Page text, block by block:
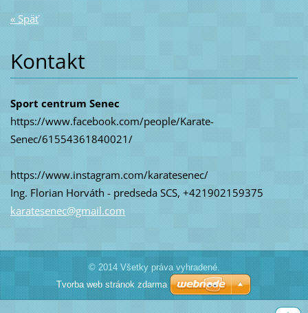
« Späť
Kontakt
Sport centrum Senec
https://www.facebook.com/people/Karate-
Senec/61554361840021/
https://www.instagram.com/karatesenec/
Ing. Florian Horváth - predseda SCS, +421902159375
karatesenec@gmail.com
© 2014 Všetky práva vyhradené.
Tvorba web stránok zdarma